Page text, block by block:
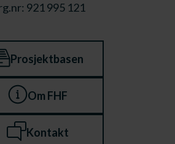
921 995 121
Prosjektbasen
Om FHF
Kontakt